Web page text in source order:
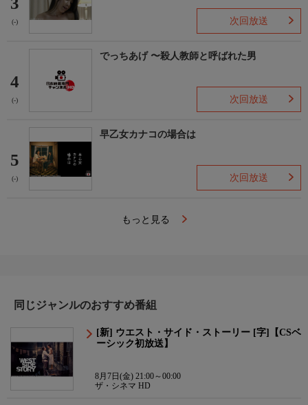
(-) 次回放送
4
(-)
でっちあげ 〜殺人教師と呼ばれた男
次回放送
5
(-)
早乙女カナコの場合は
次回放送
もっと見る
同じジャンルのおすすめ番組
[新] ウエスト・サイド・ストーリー [字]【CSベ
ーシック初放送】
8月7日(金) 21:00～00:00
ザ・シネマ HD